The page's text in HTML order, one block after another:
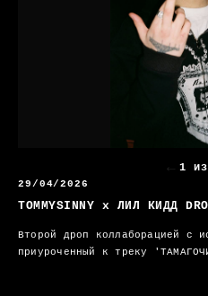
← 1
29/04/2026
TOMMYSINNY x ЛИЛ КИДД
Второй дроп коллаборацией с
приуроченный к треку